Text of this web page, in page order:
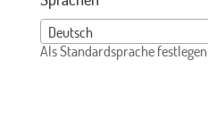
Deutsch
Als Standardsprache festlegen